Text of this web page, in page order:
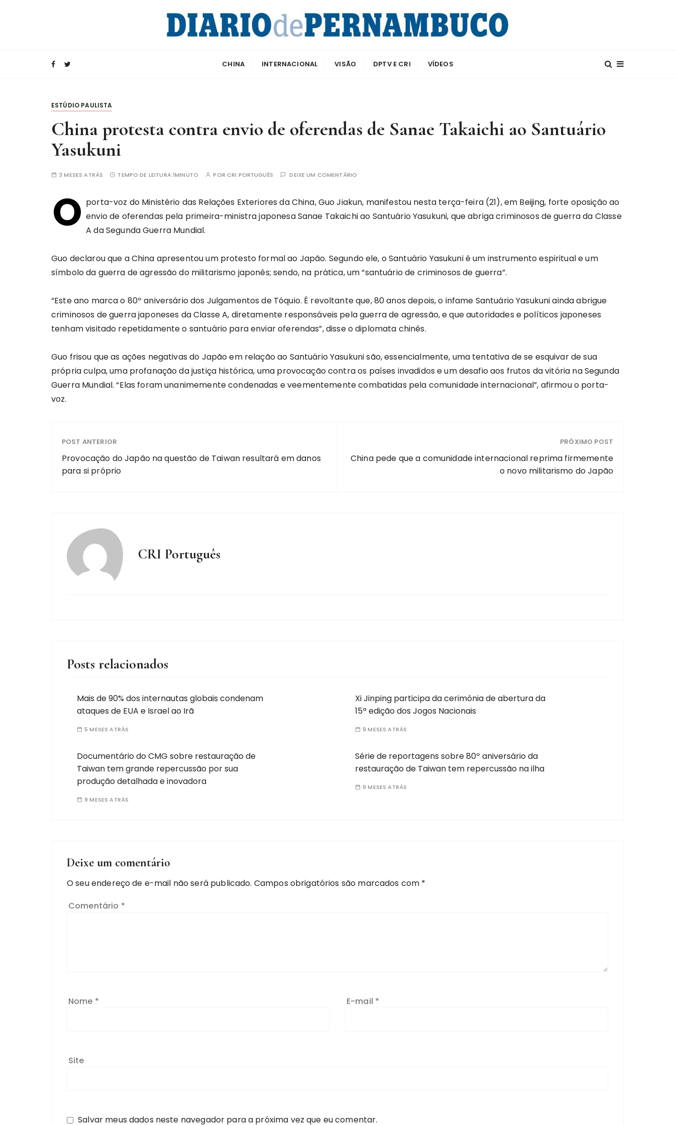
CRI e Diario de Pernambuco
CHINA INTERNACIONAL VISÃO DPTV E CRI VÍDEOS
ESTÚDIO PAULISTA
China protesta contra envio de oferendas de Sanae Takaichi ao Santuário
Yasukuni
3 MESES ATRÁS TEMPO DE LEITURA:1MINUTO POR CRI PORTUGUÊS DEIXE UM COMENTÁRIO
O porta-voz do Ministério das Relações Exteriores da China, Guo Jiakun, manifestou nesta terça-feira (21), em Beijing, forte oposição ao
envio de oferendas pela primeira-ministra japonesa Sanae Takaichi ao Santuário Yasukuni, que abriga criminosos de guerra da Classe
A da Segunda Guerra Mundial.
Guo declarou que a China apresentou um protesto formal ao Japão. Segundo ele, o Santuário Yasukuni é um instrumento espiritual e um
símbolo da guerra de agressão do militarismo japonês; sendo, na prática, um “santuário de criminosos de guerra”.
“Este ano marca o 80º aniversário dos Julgamentos de Tóquio. É revoltante que, 80 anos depois, o infame Santuário Yasukuni ainda abrigue
criminosos de guerra japoneses da Classe A, diretamente responsáveis ​​pela guerra de agressão, e que autoridades e políticos japoneses
tenham visitado repetidamente o santuário para enviar oferendas”, disse o diplomata chinês.
Guo frisou que as ações negativas do Japão em relação ao Santuário Yasukuni são, essencialmente, uma tentativa de se esquivar de sua
própria culpa, uma profanação da justiça histórica, uma provocação contra os países invadidos e um desafio aos frutos da vitória na Segunda
Guerra Mundial. “Elas foram unanimemente condenadas e veementemente combatidas pela comunidade internacional”, afirmou o porta-
voz.
POST ANTERIOR
Provocação do Japão na questão de Taiwan resultará em danos
para si próprio
PRÓXIMO POST
China pede que a comunidade internacional reprima firmemente
o novo militarismo do Japão
CRI Português
Posts relacionados
Mais de 90% dos internautas globais condenam
ataques de EUA e Israel ao Irã
5 MESES ATRÁS
Xi Jinping participa da cerimônia de abertura da
15ª edição dos Jogos Nacionais
9 MESES ATRÁS
Documentário do CMG sobre restauração de
Taiwan tem grande repercussão por sua
produção detalhada e inovadora
9 MESES ATRÁS
Série de reportagens sobre 80º aniversário da
restauração de Taiwan tem repercussão na ilha
9 MESES ATRÁS
Deixe um comentário
O seu endereço de e-mail não será publicado. Campos obrigatórios são marcados com *
Comentário *
Nome * E-mail *
Site
Salvar meus dados neste navegador para a próxima vez que eu comentar.